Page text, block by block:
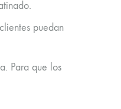
puedan
Para que los